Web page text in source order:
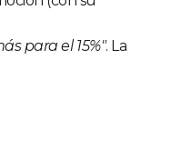
para el 15%". La